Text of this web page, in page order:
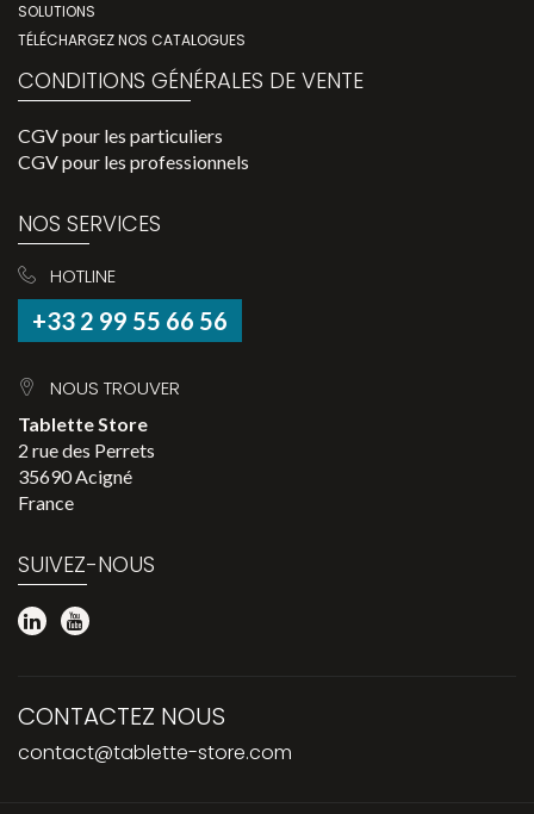
SOLUTIONS
TÉLÉCHARGEZ NOS CATALOGUES
CONDITIONS GÉNÉRALES DE VENTE
CGV pour les particuliers
CGV pour les professionnels
NOS SERVICES
HOTLINE
+33 2 99 55 66 56
NOUS TROUVER
Tablette Store
2 rue des Perrets
35690 Acigné
France
SUIVEZ-NOUS
CONTACTEZ NOUS
contact@tablette-store.com